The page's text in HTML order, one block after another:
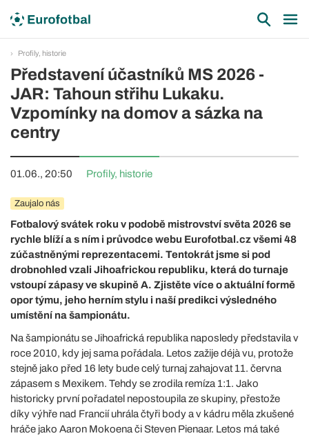
Profily, historie
Představení účastníků MS 2026 -
JAR: Tahoun střihu Lukaku.
Vzpomínky na domov a sázka na
centry
01.06., 20:50 Profily, historie
Zaujalo nás
Fotbalový svátek roku v podobě mistrovství světa 2026 se
rychle blíží a s ním i průvodce webu Eurofotbal.cz všemi 48
zúčastněnými reprezentacemi. Tentokrát jsme si pod
drobnohled vzali Jihoafrickou republiku, která do turnaje
vstoupí zápasy ve skupině A. Zjistěte více o aktuální formě
opor týmu, jeho herním stylu i naší predikci výsledného
umístění na šampionátu.
Na šampionátu se Jihoafrická republika naposledy představila v
roce 2010, kdy jej sama pořádala. Letos zažije déjà vu, protože
stejně jako před 16 lety bude celý turnaj zahajovat 11. června
zápasem s Mexikem. Tehdy se zrodila remíza 1:1. Jako
historicky první pořadatel nepostoupila ze skupiny, přestože
díky výhře nad Francií uhrála čtyři body a v kádru měla zkušené
hráče jako Aaron Mokoena či Steven Pienaar. Letos má také